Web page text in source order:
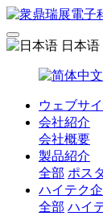
日本语
ウェブサ
会社紹介
会社概要
製品紹介
全部 ポス
ハイテク
全部 ハイ